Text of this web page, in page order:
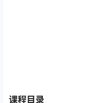
课程目录